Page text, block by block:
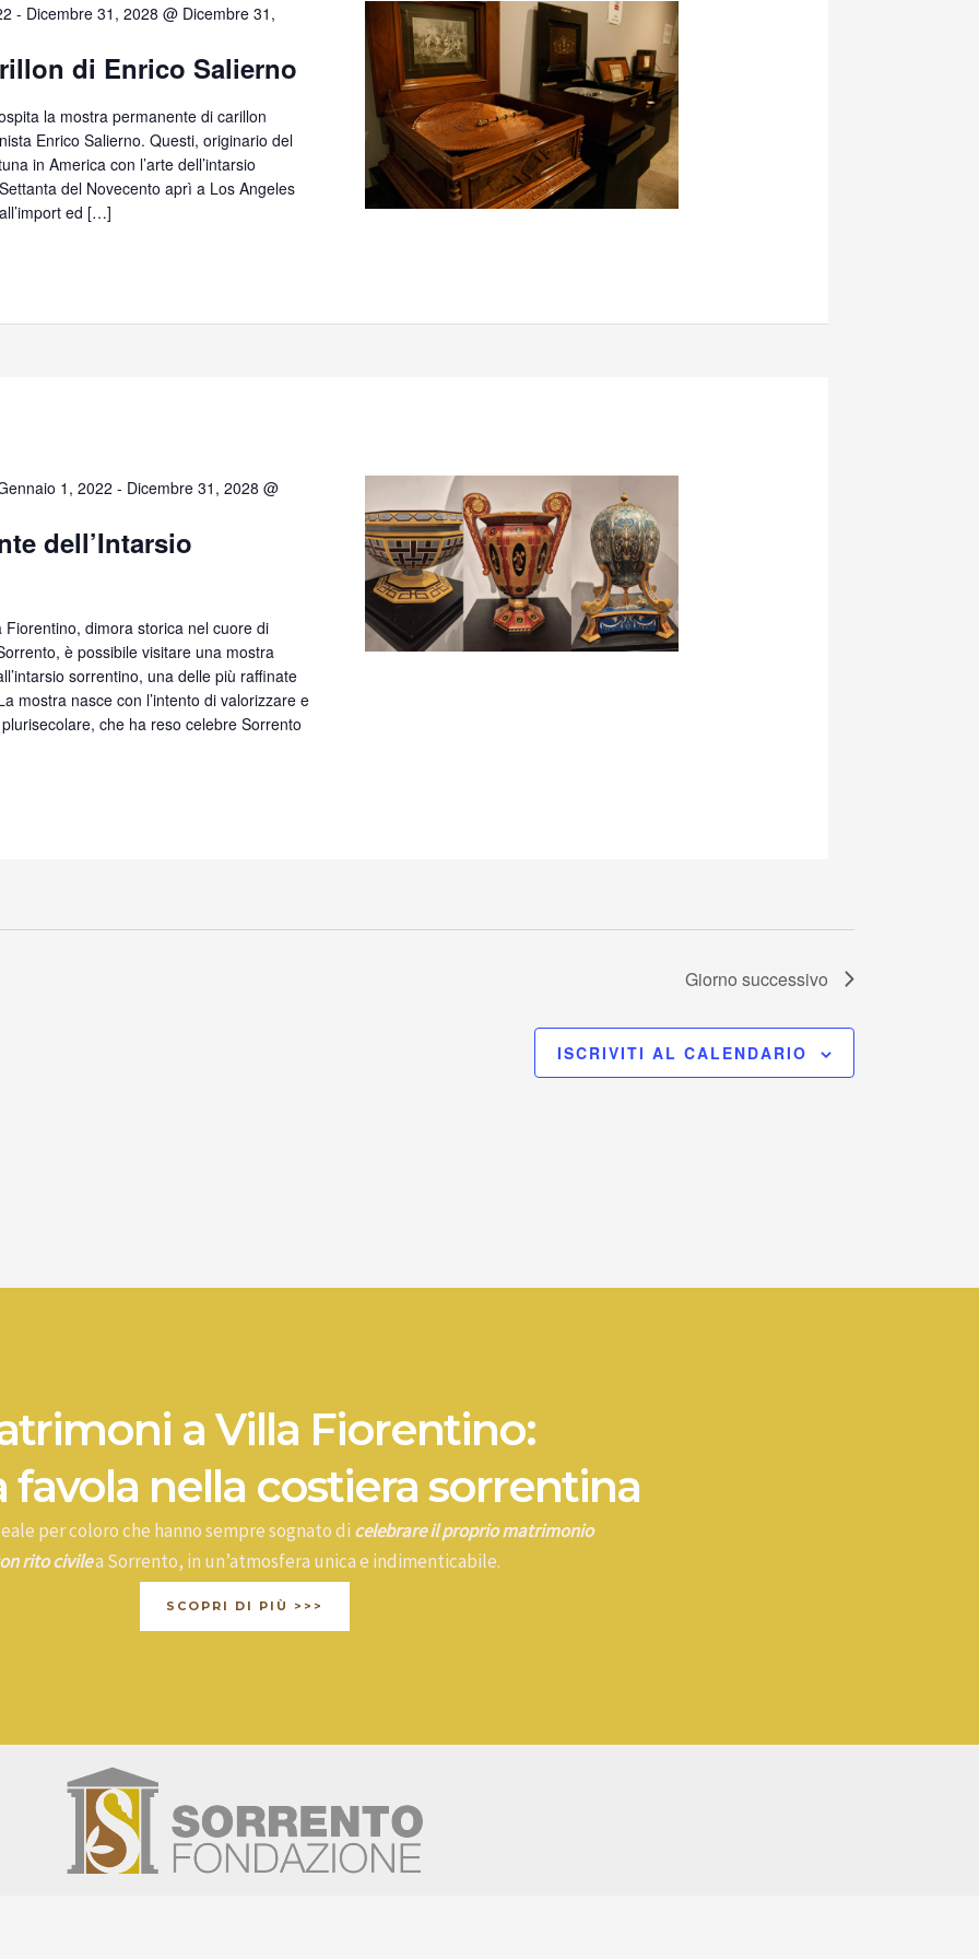
di Enrico Salierno
- Dicembre 31, 2028 @ Dicembre 31,
la mostra permanente di carillon
Enrico Salierno. Questi, originario del
in America con l’arte dell’intarsio
del Novecento aprì a Los Angeles
ed […]
dell’Intarsio
1, 2022 - Dicembre 31, 2028 @
Fiorentino, dimora storica nel cuore di
è possibile visitare una mostra
sorrentino, una delle più raffinate
mostra nasce con l’intento di valorizzare e
che ha reso celebre Sorrento
Giorno successivo
ISCRIVITI AL CALENDARIO
a Villa Fiorentino:
nella costiera sorrentina
per coloro che hanno sempre sognato di celebrare il proprio matrimonio
rito civilea Sorrento, in un’atmosfera unica e indimenticabile.
SCOPRI DI PIÙ >>>